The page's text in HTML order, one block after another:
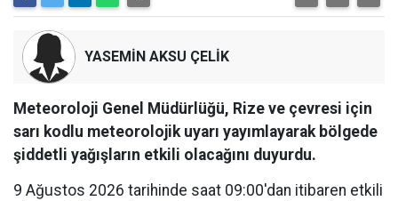
YASEMİN AKSU ÇELİK
Meteoroloji Genel Müdürlüğü, Rize ve çevresi için
sarı kodlu meteorolojik uyarı yayımlayarak bölgede
şiddetli yağışların etkili olacağını duyurdu.
9 Ağustos 2026 tarihinde saat 09:00'dan itibaren etkili